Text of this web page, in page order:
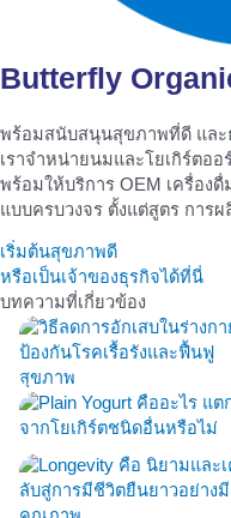
Butterfly
พร้อมสนับสนุนสุขภาพที่ดี แล
เราจำหน่ายนมและโยเกิร์ตออ
พร้อมให้บริการ OEM เครื่อง
แบบครบวงจร ตั้งแต่สูตร การผ
เริ่มต้นสุขภาพดี
หรือเป็นเจ้าของธุรกิจได้ที่นี่
บทความที่เกี่ยวข้อง